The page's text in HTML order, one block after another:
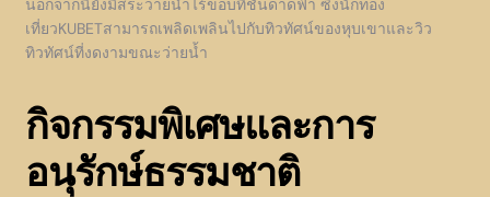
นอกจากนี้ยังมีสระว่ายน้ำไร้ขอบที่ชั้นดาดฟ้า ซึ่งนักท่อง
เที่ยวKUBETสามารถเพลิดเพลินไปกับทิวทัศน์ของหุบเขาและวิว
ทิวทัศน์ที่งดงามขณะว่ายน้ำ
กิจกรรมพิเศษและการ
อนุรักษ์ธรรมชาติ